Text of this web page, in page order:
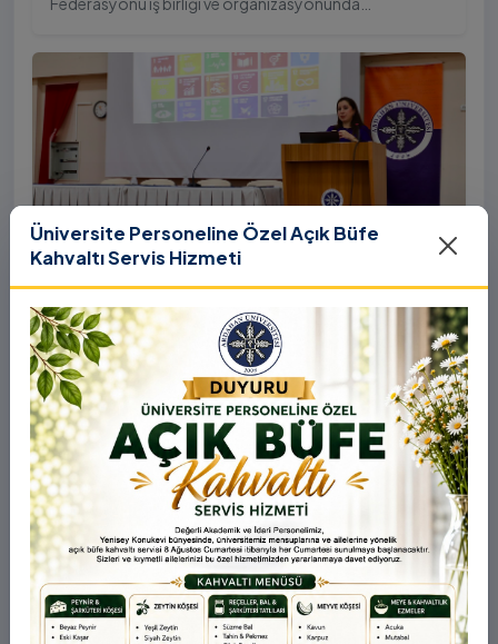
Sezonu Tekerlekli Kayak Türkiye Şampiyonası, 30-31
Temmuz 2026 tarihlerinde Ardahan Üniversitesi Yenisey
Yerleşkesi ev sahipliğinde tamamlandı.
Üniversitemizde “Üniversitelerin İklim
Diplomasisindeki Rolü” Konulu Bilgilendirme
Toplantısı Yapıldı
Birleşmiş Milletler İklim Değişikliği Çerçeve Sözleşmesi
Taraflar Konferansı’nın 31. oturumu (COP31), ülkemiz
ev sahipliğinde 9-12 Kasım 2026 tarihleri arasında
Antalya’da gerçekleştirilecek. Bu kapsamda
Yükseköğretim Kurulu (YÖK), üniversitelerin akademik
katkı ve proje bildirimlerini koordine etme çağrısında
bulundu. Ardahan Üniversitesinde 31 Temmuz 2026
tarihinde bu çağrıya yönelik bir ön hazırlık toplantısı
düzenlendi.
Üniversite Personeline Özel Açık Büfe
Kahvaltı Servis Hizmeti